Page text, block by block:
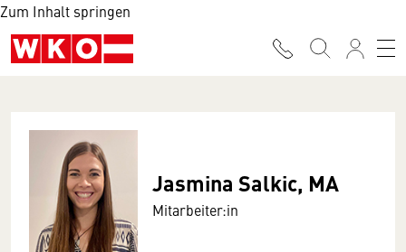
Zum Inhalt springen
Jasmina Salkic, MA
Mitarbeiter:in